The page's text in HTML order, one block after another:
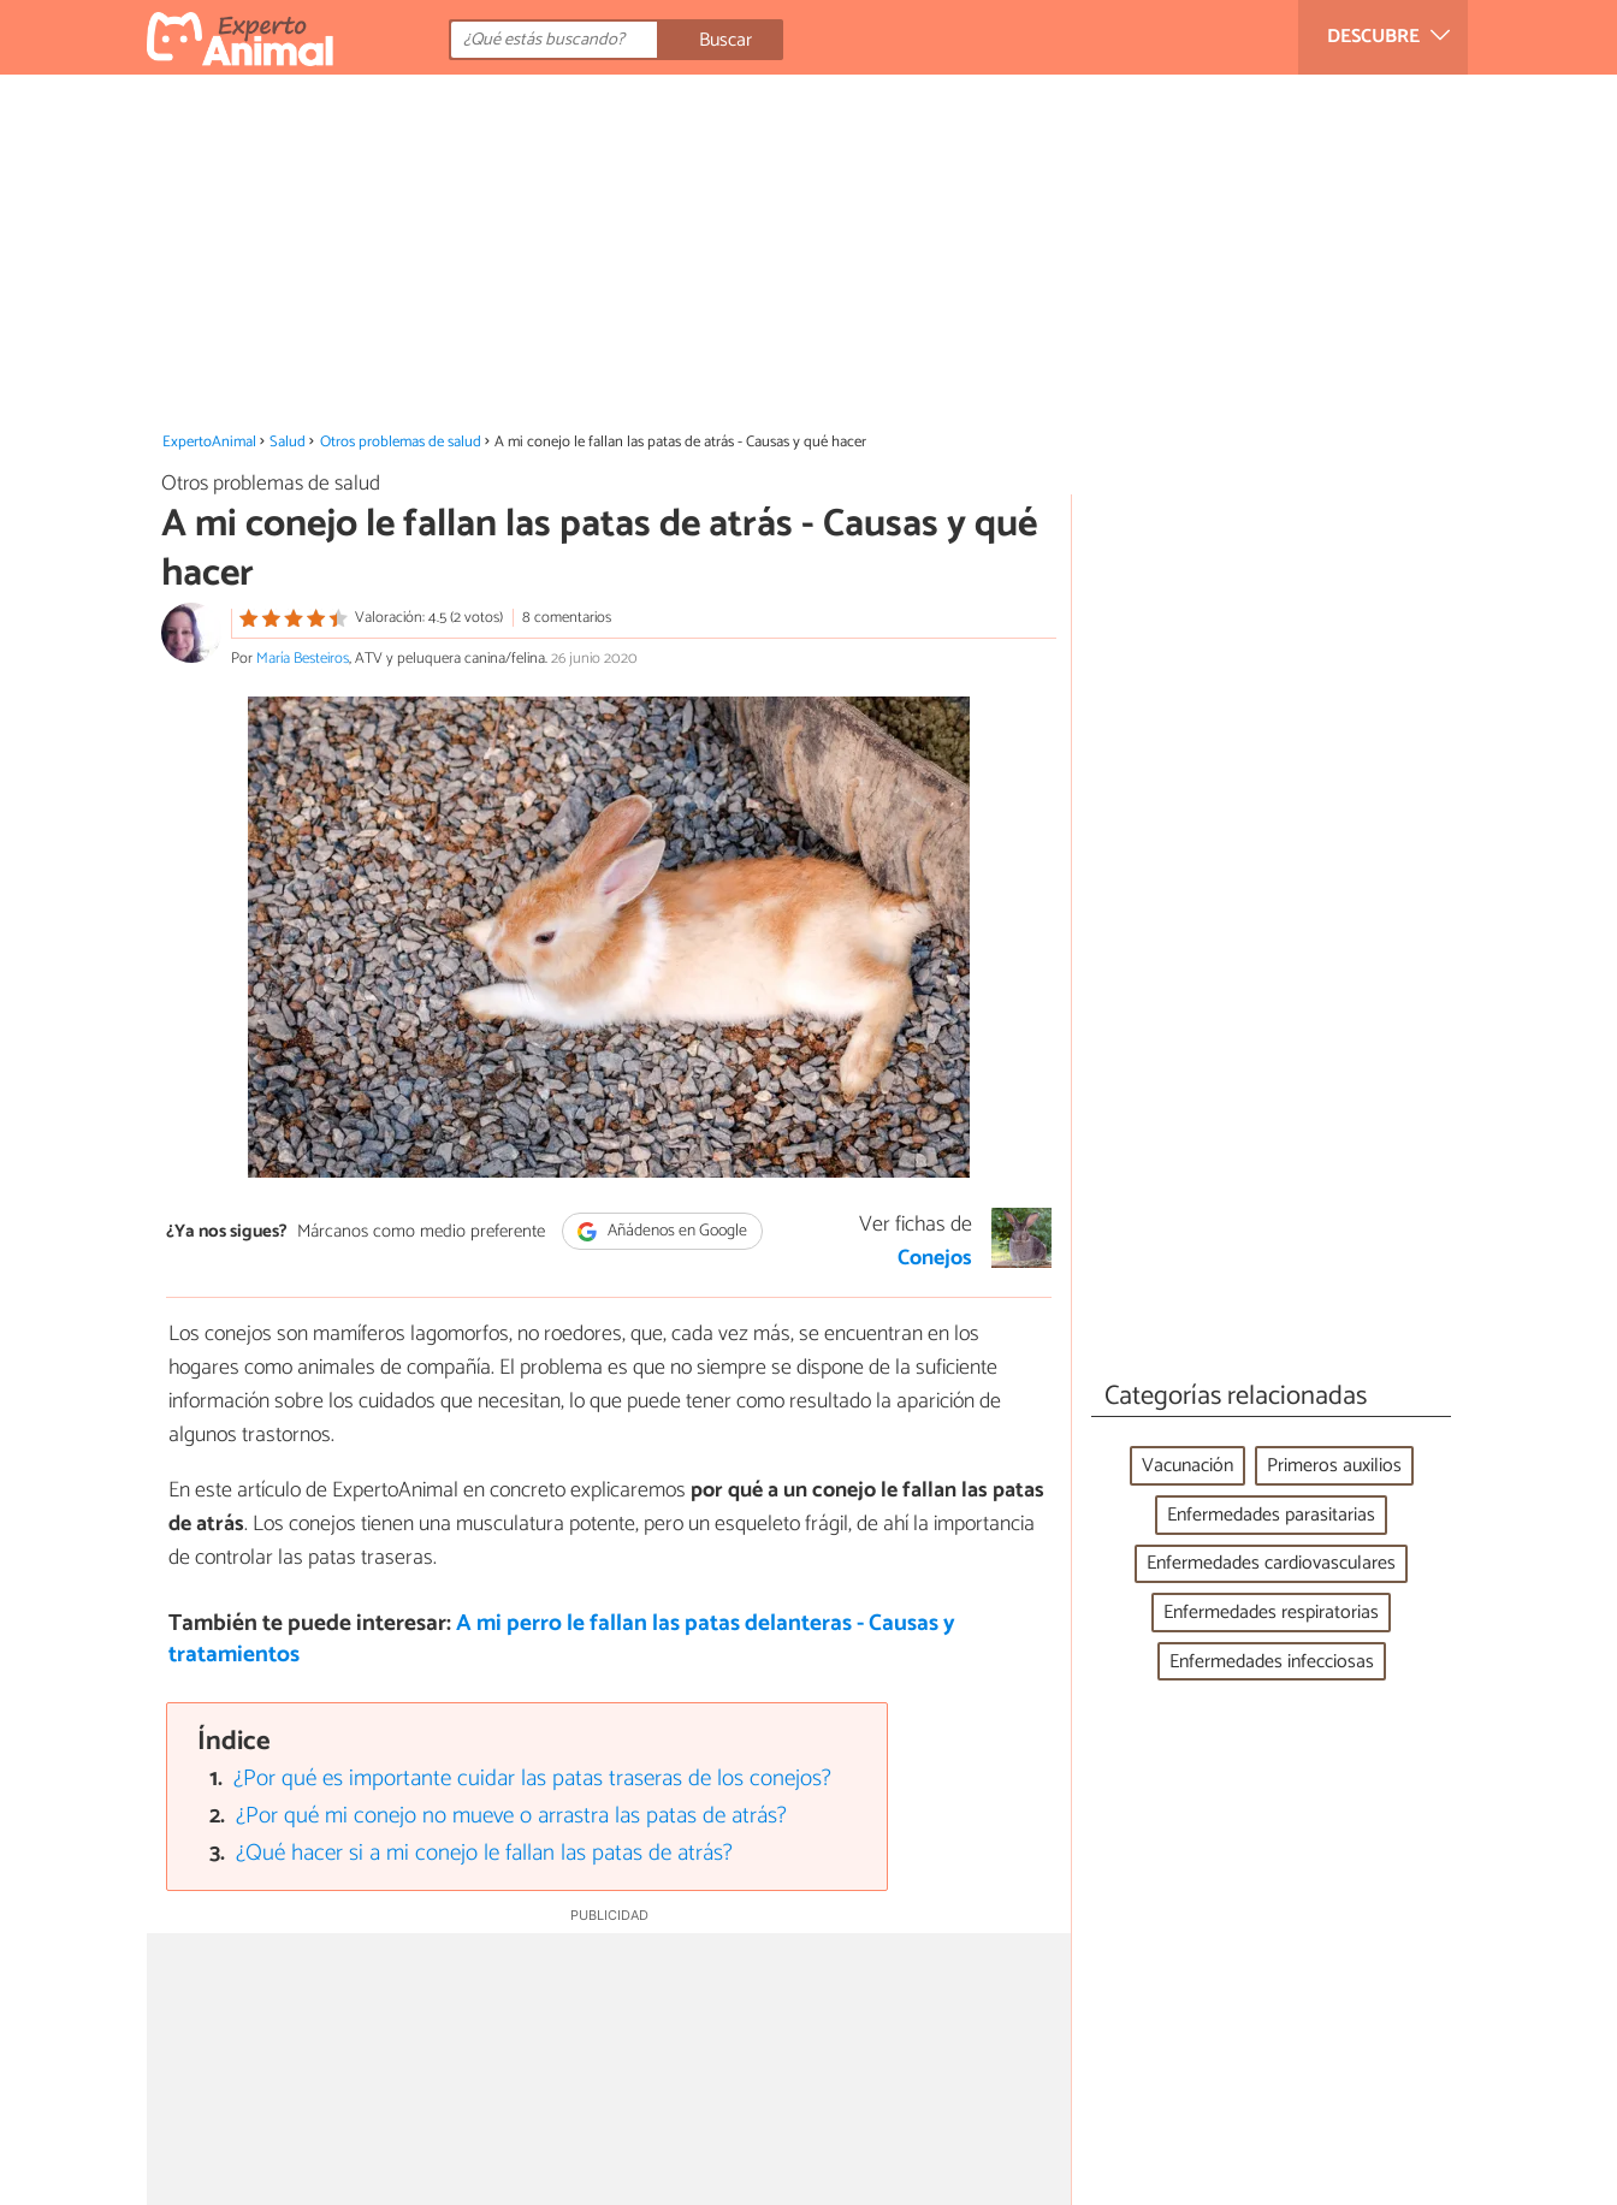
DESCUBRE
Buscar
ExpertoAnimal Salud Otros problemas de salud A mi conejo le fallan las patas de atrás - Causas y qué hacer
Otros problemas de salud
A mi conejo le fallan las patas de atrás - Causas y qué
hacer
Valoración: 4.5 (2 votos)
8 comentarios
PorMaría Besteiros, ATV y peluquera canina/felina.26 junio 2020
¿Ya nos sigues? Márcanos como medio preferente Añádenos en Google
Ver fichas de
Conejos
Los conejos son mamíferos lagomorfos, no roedores, que, cada vez más, se encuentran en los
hogares como animales de compañía. El problema es que no siempre se dispone de la suficiente
información sobre los cuidados que necesitan, lo que puede tener como resultado la aparición de
algunos trastornos.
En este artículo de ExpertoAnimal en concreto explicaremos por qué a un conejo le fallan las patas
de atrás. Los conejos tienen una musculatura potente, pero un esqueleto frágil, de ahí la importancia
de controlar las patas traseras.
También te puede interesar:A mi perro le fallan las patas delanteras - Causas y
tratamientos
Índice
¿Por qué es importante cuidar las patas traseras de los conejos?
¿Por qué mi conejo no mueve o arrastra las patas de atrás?
¿Qué hacer si a mi conejo le fallan las patas de atrás?
Categorías relacionadas
Vacunación
Primeros auxilios
Enfermedades parasitarias
Enfermedades cardiovasculares
Enfermedades respiratorias
Enfermedades infecciosas